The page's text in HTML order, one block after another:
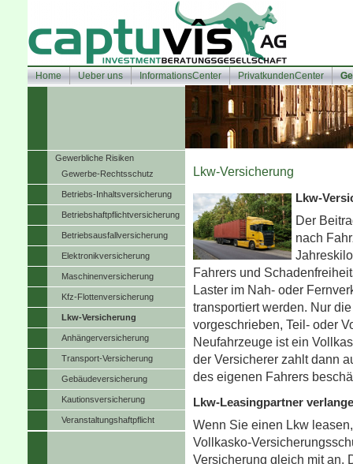
Home Ueber uns InformationsCenter PrivatkundenCenter
Gewerbliche Risiken
Gewerbe-Rechtsschutz
Betriebs-Inhaltsversicherung
Betriebshaftpflichtversicherung
Betriebsausfallversicherung
Elektronikversicherung
Maschinenversicherung
Kfz-Flottenversicherung
Lkw-Versicherung
Anhängerversicherung
Transport-Versicherung
Ge­bäude­ver­si­che­rung
Kautionsversicherung
Veranstaltungshaftpflicht
Lkw-Versicherung
Lkw-
Der
nach
Fahrers und
Laster im Nah- oder
transportiert werden. Nur
vorgeschrieben, Teil- oder
Neufahrzeuge ist ein
der Versicherer zahlt dann
des eigenen Fahrers
Lkw-Leasingpartner
Wenn Sie einen Lkw
Vollkasko-
Versicherung gleich mit an.